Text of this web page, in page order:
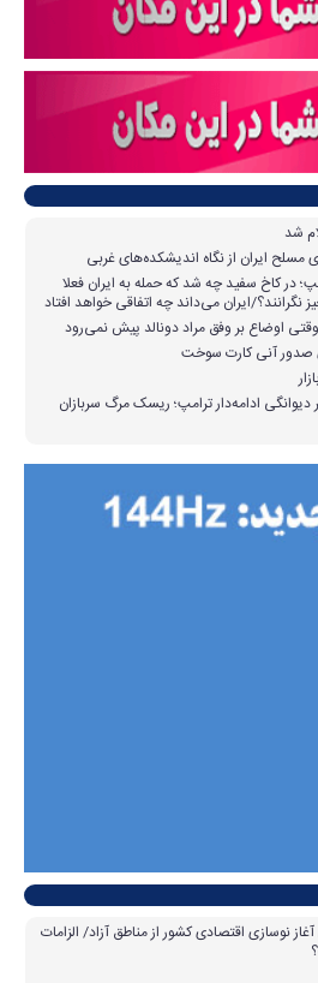
شد
ایران از نگاه اندیشکده‌های غربی
در کاخ سفید چه شد که حمله به ایران فعلا
ایران می‌داند چه اتفاقی خواهد افتاد
اوضاع بر وفق مراد دونالد پیش نمی‌رود
دیوانگی ادامه‌دار ترامپ؛ ریسک مرگ سربازان
نوسازی اقتصادی کشور از مناطق آزاد/ الزامات